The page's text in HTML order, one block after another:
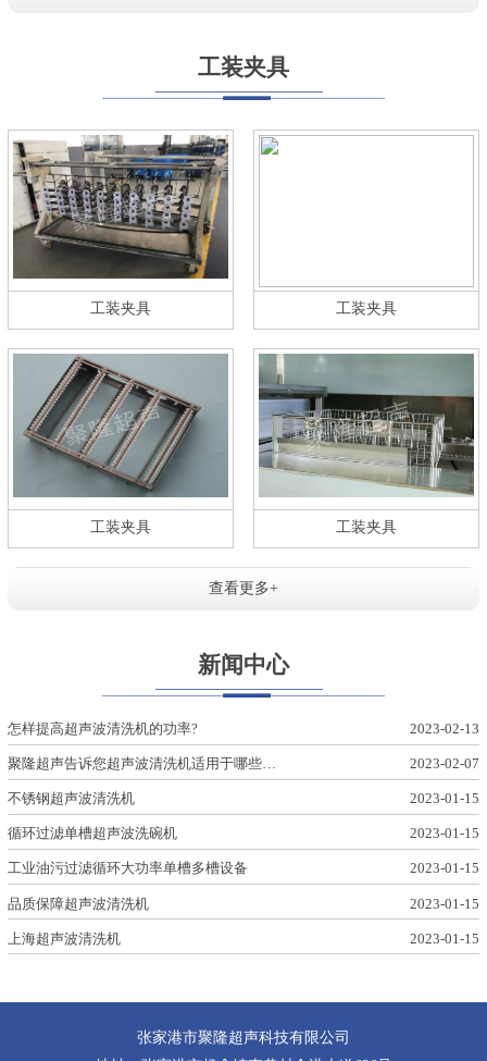
工装夹具
工装夹具 工装夹具
工装夹具 工装夹具
查看更多+
新闻中心
怎样提高超声波清洗机的功率? 2023-02-13
聚隆超声告诉您超声波清洗机适用于哪些… 2023-02-07
不锈钢超声波清洗机 2023-01-15
循环过滤单槽超声波洗碗机 2023-01-15
工业油污过滤循环大功率单槽多槽设备 2023-01-15
品质保障超声波清洗机 2023-01-15
上海超声波清洗机 2023-01-15
张家港市聚隆超声科技有限公司